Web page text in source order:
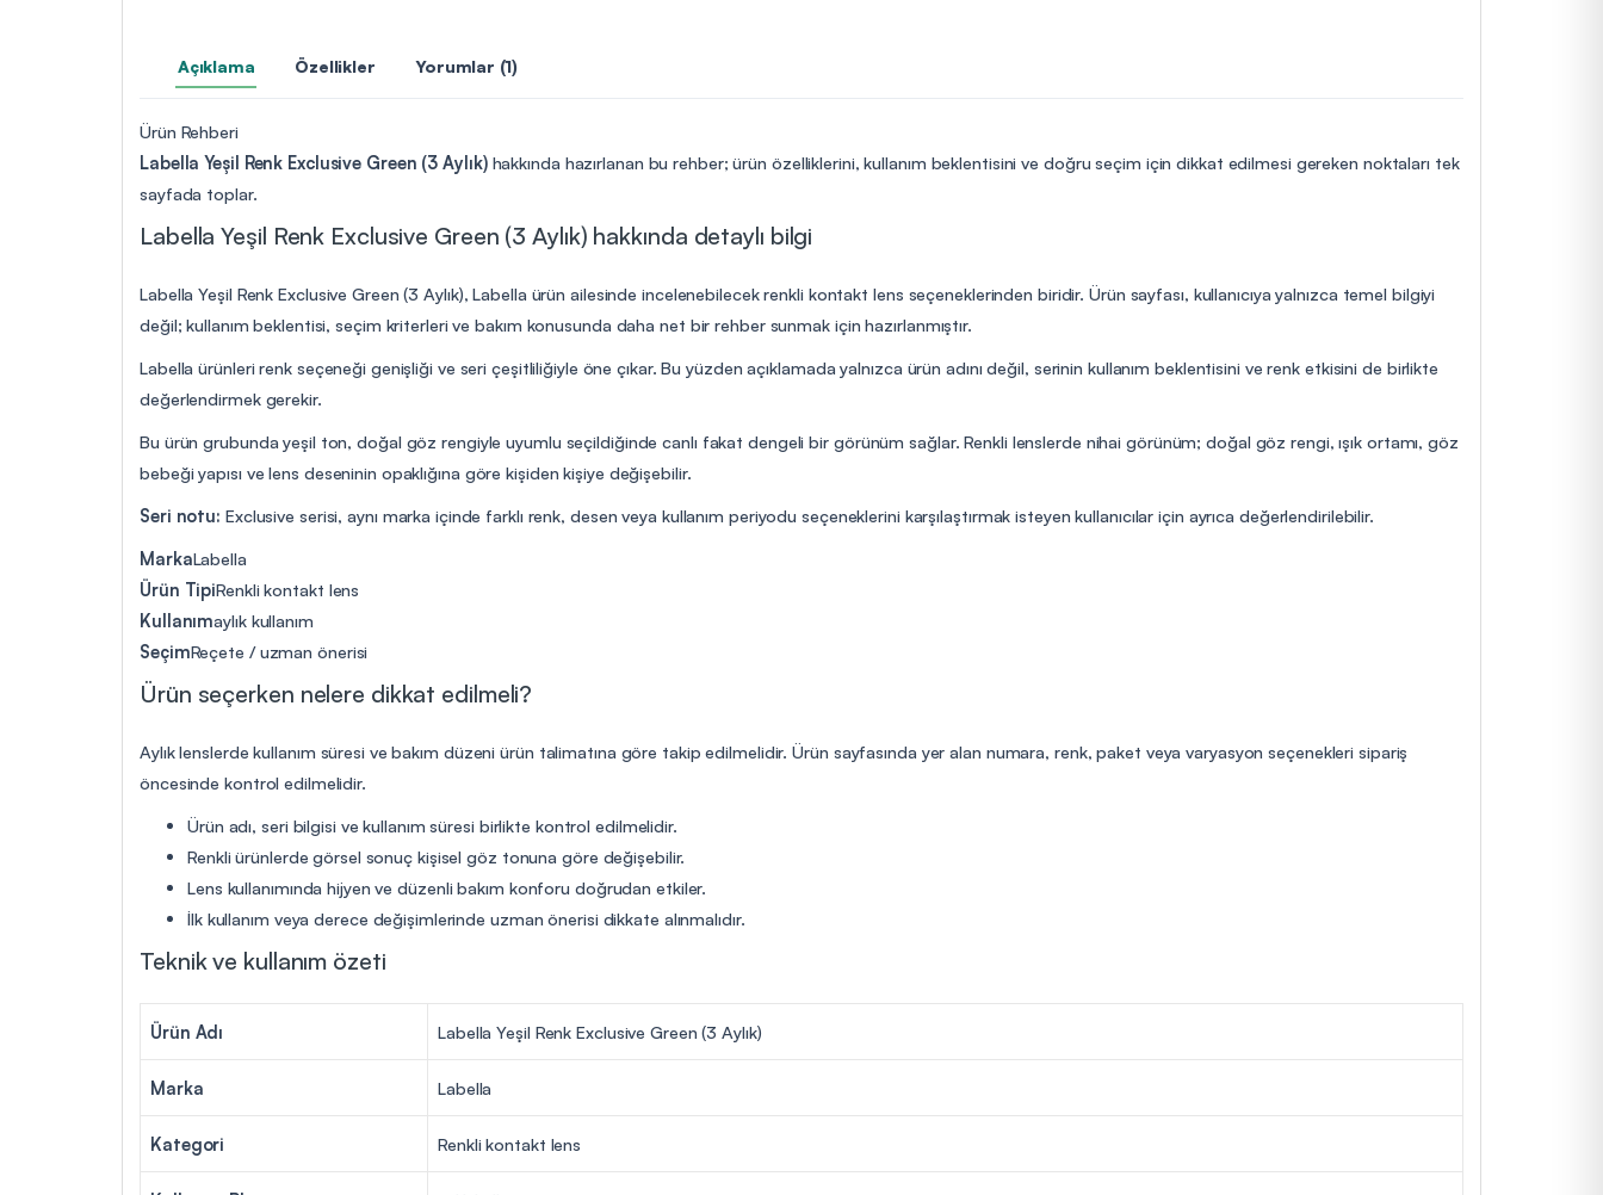
Açıklama Özellikler Yorumlar (1)
Ürün Rehberi
Labella Yeşil Renk Exclusive Green (3 Aylık)hakkında hazırlanan bu rehber; ürün özelliklerini, kullanım beklentisini ve doğru seçim için dikkat edilmesi gereken noktaları tek
sayfada toplar.
Labella Yeşil Renk Exclusive Green (3 Aylık) hakkında detaylı bilgi
Labella Yeşil Renk Exclusive Green (3 Aylık), Labella ürün ailesinde incelenebilecek renkli kontakt lens seçeneklerinden biridir. Ürün sayfası, kullanıcıya yalnızca temel bilgiyi
değil; kullanım beklentisi, seçim kriterleri ve bakım konusunda daha net bir rehber sunmak için hazırlanmıştır.
Labella ürünleri renk seçeneği genişliği ve seri çeşitliliğiyle öne çıkar. Bu yüzden açıklamada yalnızca ürün adını değil, serinin kullanım beklentisini ve renk etkisini de birlikte
değerlendirmek gerekir.
Bu ürün grubunda yeşil ton, doğal göz rengiyle uyumlu seçildiğinde canlı fakat dengeli bir görünüm sağlar. Renkli lenslerde nihai görünüm; doğal göz rengi, ışık ortamı, göz
bebeği yapısı ve lens deseninin opaklığına göre kişiden kişiye değişebilir.
Seri notu: Exclusive serisi, aynı marka içinde farklı renk, desen veya kullanım periyodu seçeneklerini karşılaştırmak isteyen kullanıcılar için ayrıca değerlendirilebilir.
MarkaLabella
Ürün TipiRenkli kontakt lens
Kullanımaylık kullanım
SeçimReçete / uzman önerisi
Ürün seçerken nelere dikkat edilmeli?
Aylık lenslerde kullanım süresi ve bakım düzeni ürün talimatına göre takip edilmelidir. Ürün sayfasında yer alan numara, renk, paket veya varyasyon seçenekleri sipariş
öncesinde kontrol edilmelidir.
Ürün adı, seri bilgisi ve kullanım süresi birlikte kontrol edilmelidir.
Renkli ürünlerde görsel sonuç kişisel göz tonuna göre değişebilir.
Lens kullanımında hijyen ve düzenli bakım konforu doğrudan etkiler.
İlk kullanım veya derece değişimlerinde uzman önerisi dikkate alınmalıdır.
Teknik ve kullanım özeti
Ürün Adı Labella Yeşil Renk Exclusive Green (3 Aylık)
Marka Labella
Kategori Renkli kontakt lens